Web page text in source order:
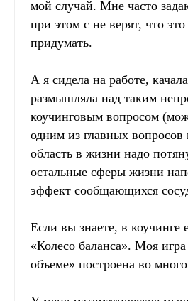
мой случай. Мне часто
при этом с не верят, что это
придумать.
А я сидела на работе,
размышляла над таким
коучинговым вопросом
одним из главных вопросов
область в жизни надо
остальные сферы жизни
эффект сообщающихся
Если вы знаете, в коучинге
«Колесо баланса». Моя
объеме» построена во